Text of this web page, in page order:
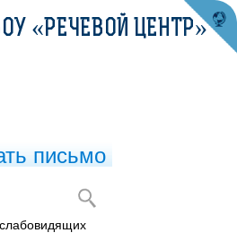
Учитель начальных классов
Синицына Нина
«РЕЧЕВОЙ ЦЕНТР»
письмо